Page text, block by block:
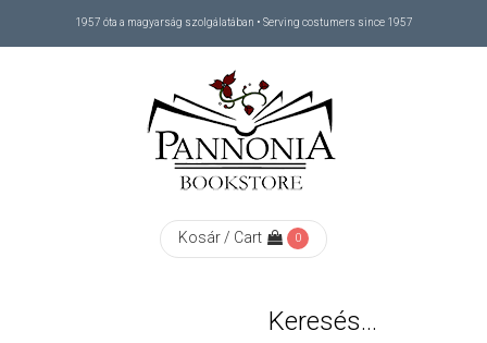
1957 óta a magyarság szolgálatában • Serving costumers since 1957
Kosár / Cart 0
Keresés…